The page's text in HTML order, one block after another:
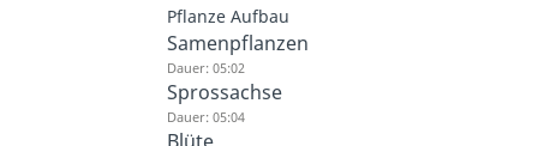
Pflanze Aufbau
Samenpflanzen
Dauer: 05:02
Sprossachse
Dauer: 05:04